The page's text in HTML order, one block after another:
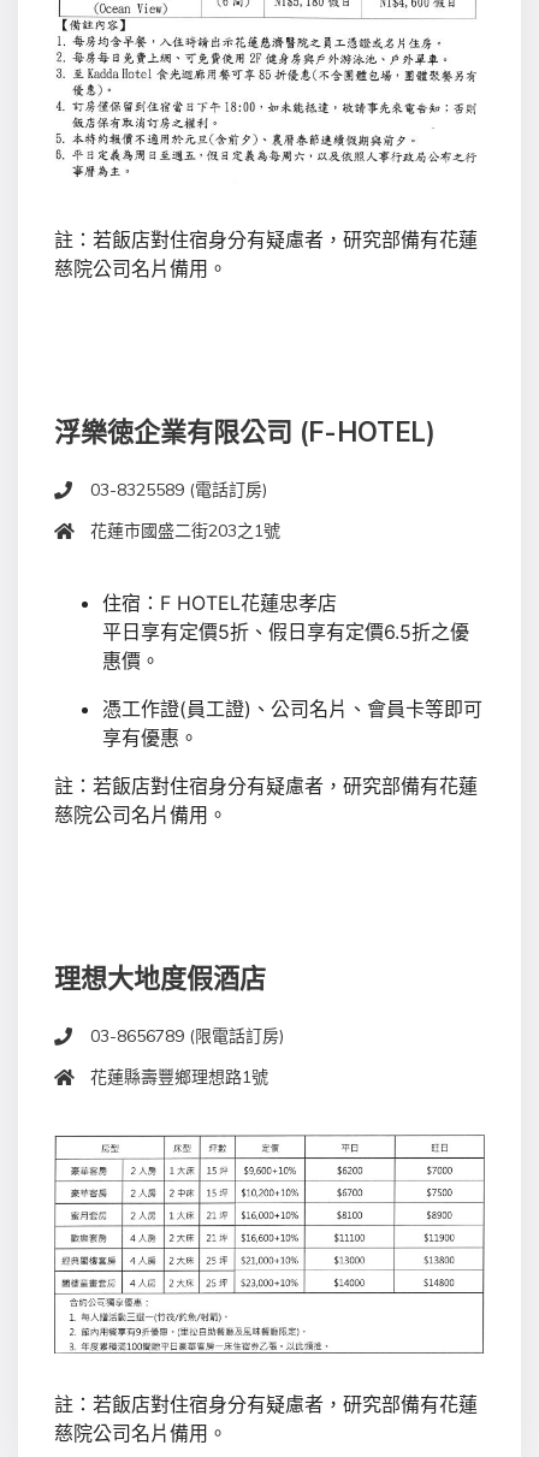
註：若飯店對住宿身分有疑慮者，研究部備有花蓮
慈院公司名片備用。
浮樂徳企業有限公司 (F-HOTEL)
03-8325589 (電話訂房)
花蓮市國盛二街203之1號
住宿：F HOTEL花蓮忠孝店
平日享有定價5折、假日享有定價6.5折之優
惠價。
憑工作證(員工證)、公司名片、會員卡等即可
享有優惠。
註：若飯店對住宿身分有疑慮者，研究部備有花蓮
慈院公司名片備用。
理想大地度假酒店
03-8656789 (限電話訂房)
花蓮縣壽豐鄉理想路1號
註：若飯店對住宿身分有疑慮者，研究部備有花蓮
慈院公司名片備用。